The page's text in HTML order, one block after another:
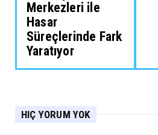
Merkezleri ile
Hasar
Süreçlerinde Fark
Yaratıyor
HIÇ YORUM YOK